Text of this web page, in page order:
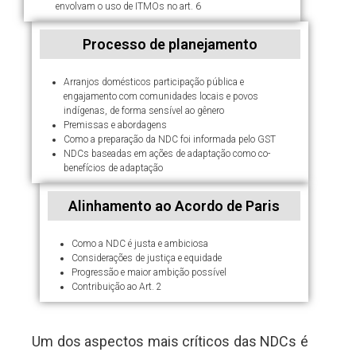
envolvam o uso de ITMOs no art. 6
Processo de planejamento
Arranjos domésticos participação pública e
engajamento com comunidades locais e povos
indígenas, de forma sensível ao gênero
Premissas e abordagens
Como a preparação da NDC foi informada pelo GST
NDCs baseadas em ações de adaptação como co-
benefícios de adaptação
Alinhamento ao Acordo de Paris
Como a NDC é justa e ambiciosa
Considerações de justiça e equidade
Progressão e maior ambição possível
Contribuição ao Art. 2
Um dos aspectos mais críticos das NDCs é